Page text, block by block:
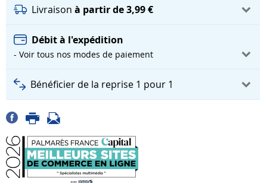
Livraison à partir de 3,99 €
Débit à l'expédition
- Voir tous nos modes de paiement
Bénéficier de la reprise 1 pour 1